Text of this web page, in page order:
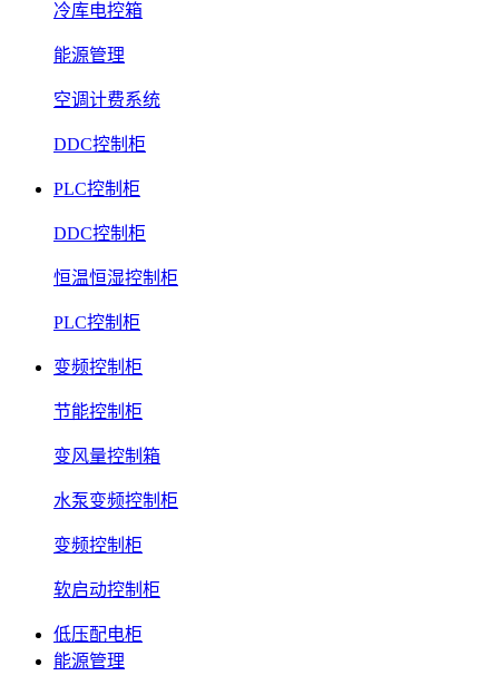
冷库电控箱
能源管理
空调计费系统
DDC控制柜
PLC控制柜
DDC控制柜
恒温恒湿控制柜
PLC控制柜
变频控制柜
节能控制柜
变风量控制箱
水泵变频控制柜
变频控制柜
软启动控制柜
低压配电柜
能源管理